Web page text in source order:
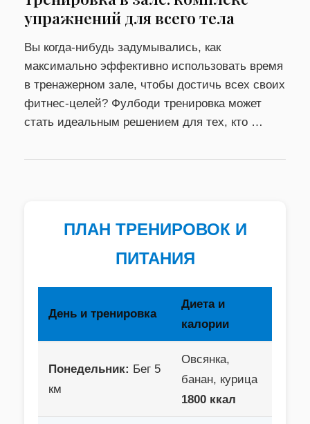
упражнений для всего тела
Вы когда-нибудь задумывались, как
максимально эффективно использовать время
в тренажерном зале, чтобы достичь всех своих
фитнес-целей? Фулбоди тренировка может
стать идеальным решением для тех, кто …
ПЛАН ТРЕНИРОВОК И
ПИТАНИЯ
День и тренировка
Диета и
калории
Понедельник: Бег 5
км
Овсянка,
банан, курица
1800 ккал